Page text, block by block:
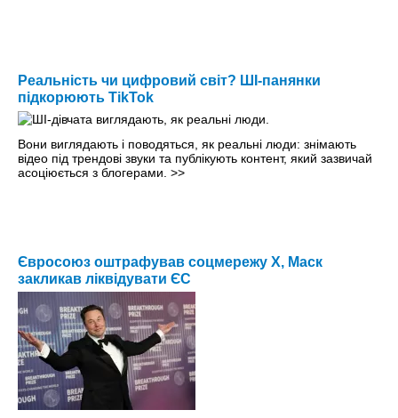
Реальність чи цифровий світ? ШІ-панянки
підкорюють TikTok
Вони виглядають і поводяться, як реальні люди: знімають
відео під трендові звуки та публікують контент, який зазвичай
асоціюється з блогерами. >>
Євросоюз оштрафував соцмережу Х, Маск
закликав ліквідувати ЄС